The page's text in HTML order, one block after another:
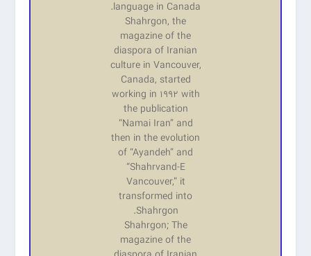
language in Canada.
Shahrgon, the
magazine of the
diaspora of Iranian
culture in Vancouver,
Canada, started
working in 1992 with
the publication
“Namai Iran” and
then in the evolution
of “Ayandeh” and
“Shahrvand-E
Vancouver,” it
transformed into
Shahrgon.
Shahrgon; The
magazine of the